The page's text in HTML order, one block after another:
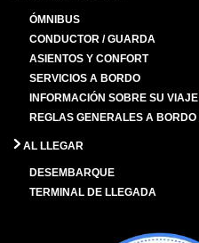
ÓMNIBUS
CONDUCTOR / GUARDA
ASIENTOS Y CONFORT
SERVICIOS A BORDO
INFORMACIÓN SOBRE SU VIAJE
REGLAS GENERALES A BORDO
AL LLEGAR
DESEMBARQUE
TERMINAL DE LLEGADA